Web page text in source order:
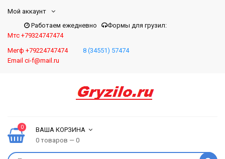
Мой аккаунт
Работаем ежедневно
Формы для грузил:
Мтс +79324747474
Мегф +79224747474
8 (34551) 57474
Email ci-f@mail.ru
0
ВАША КОРЗИНА
0 товаров — 0